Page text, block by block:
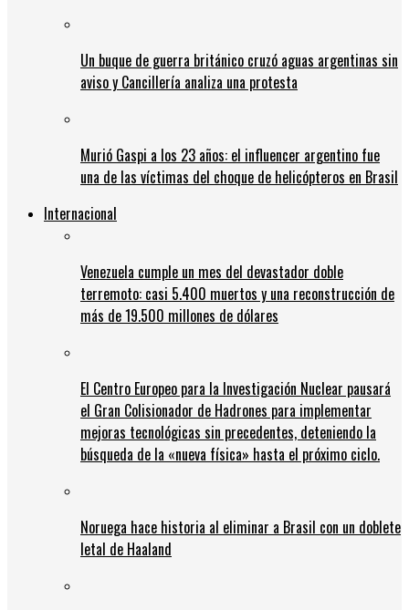
Un buque de guerra británico cruzó aguas argentinas sin
aviso y Cancillería analiza una protesta
Murió Gaspi a los 23 años: el influencer argentino fue
una de las víctimas del choque de helicópteros en Brasil
Internacional
Venezuela cumple un mes del devastador doble
terremoto: casi 5.400 muertos y una reconstrucción de
más de 19.500 millones de dólares
El Centro Europeo para la Investigación Nuclear pausará
el Gran Colisionador de Hadrones para implementar
mejoras tecnológicas sin precedentes, deteniendo la
búsqueda de la «nueva física» hasta el próximo ciclo.
Noruega hace historia al eliminar a Brasil con un doblete
letal de Haaland